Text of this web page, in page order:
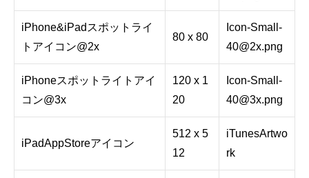
iPhone&iPadスポットライ
トアイコン@2x
80 x 80
Icon-Small-
40@2x.png
iPhoneスポットライトアイ
コン@3x
120 x 1
20
Icon-Small-
40@3x.png
iPadAppStoreアイコン
512 x 5
12
iTunesArtwo
rk